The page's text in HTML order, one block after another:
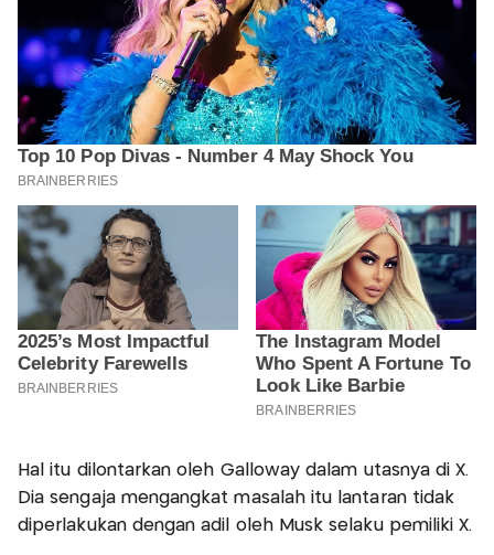
Hal itu dilontarkan oleh Galloway dalam utasnya di X.
Dia sengaja mengangkat masalah itu lantaran tidak
diperlakukan dengan adil oleh Musk selaku pemiliki X.